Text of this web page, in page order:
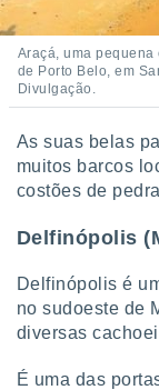
através
estudos
de
Araçá, uma pequena
de Porto Belo, em
Divulgação.
As suas belas
muitos barcos
costões de
Delfinópolis
Delfinópolis é
no sudoeste de
diversas
É uma das